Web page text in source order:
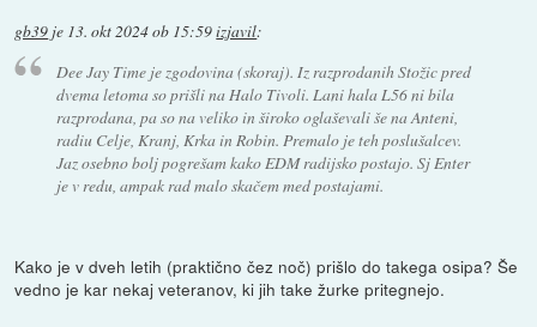
gb39 je 13. okt 2024 ob 15:59izjavil:
Dee Jay Time je zgodovina (skoraj). Iz razprodanih Stožic pred
dvema letoma so prišli na Halo Tivoli. Lani hala L56 ni bila
razprodana, pa so na veliko in široko oglaševali še na Anteni,
radiu Celje, Kranj, Krka in Robin. Premalo je teh poslušalcev.
Jaz osebno bolj pogrešam kako EDM radijsko postajo. Sj Enter
je v redu, ampak rad malo skačem med postajami.
Kako je v dveh letih (praktično čez noč) prišlo do takega osipa? Še
vedno je kar nekaj veteranov, ki jih take žurke pritegnejo.